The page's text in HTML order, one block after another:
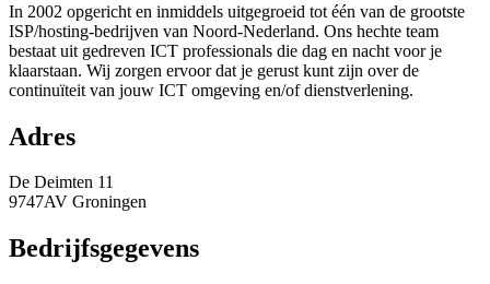
In 2002 opgericht en inmiddels uitgegroeid tot één van de grootste
ISP/hosting-bedrijven van Noord-Nederland. Ons hechte team
bestaat uit gedreven ICT professionals die dag en nacht voor je
klaarstaan. Wij zorgen ervoor dat je gerust kunt zijn over de
continuïteit van jouw ICT omgeving en/of dienstverlening.
Adres
De Deimten 11
9747AV Groningen
Bedrijfsgegevens